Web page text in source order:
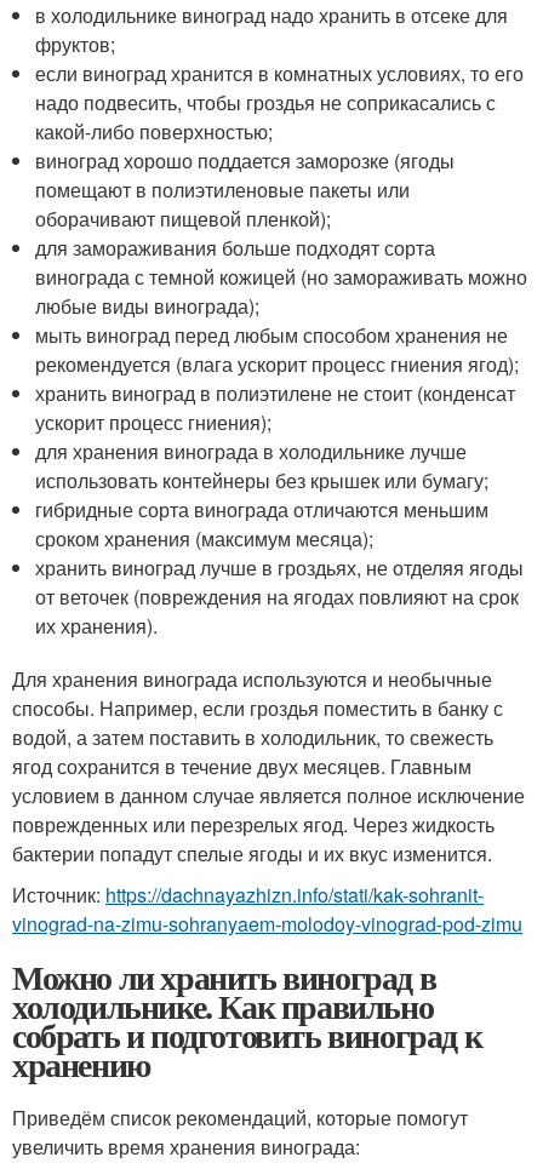
в холодильнике виноград надо хранить в отсеке для
фруктов;
если виноград хранится в комнатных условиях, то его
надо подвесить, чтобы гроздья не соприкасались с
какой-либо поверхностью;
виноград хорошо поддается заморозке (ягоды
помещают в полиэтиленовые пакеты или
оборачивают пищевой пленкой);
для замораживания больше подходят сорта
винограда с темной кожицей (но замораживать можно
любые виды винограда);
мыть виноград перед любым способом хранения не
рекомендуется (влага ускорит процесс гниения ягод);
хранить виноград в полиэтилене не стоит (конденсат
ускорит процесс гниения);
для хранения винограда в холодильнике лучше
использовать контейнеры без крышек или бумагу;
гибридные сорта винограда отличаются меньшим
сроком хранения (максимум месяца);
хранить виноград лучше в гроздьях, не отделяя ягоды
от веточек (повреждения на ягодах повлияют на срок
их хранения).
Для хранения винограда используются и необычные
способы. Например, если гроздья поместить в банку с
водой, а затем поставить в холодильник, то свежесть
ягод сохранится в течение двух месяцев. Главным
условием в данном случае является полное исключение
поврежденных или перезрелых ягод. Через жидкость
бактерии попадут спелые ягоды и их вкус изменится.
Источник: https://dachnayazhizn.info/stati/kak-sohranit-
vinograd-na-zimu-sohranyaem-molodoy-vinograd-pod-zimu
Можно ли хранить виноград в
холодильнике. Как правильно
собрать и подготовить виноград к
хранению
Приведём список рекомендаций, которые помогут
увеличить время хранения винограда: